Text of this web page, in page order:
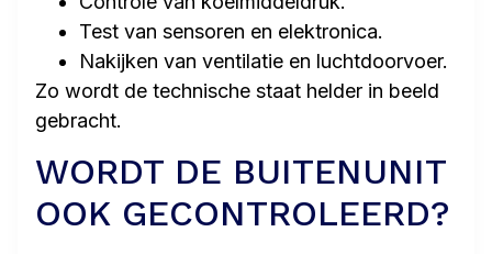
Test van sensoren en elektronica.
Nakijken van ventilatie en luchtdoorvoer.
Zo wordt de technische staat helder in beeld
gebracht.
WORDT DE BUITENUNIT
OOK GECONTROLEERD?